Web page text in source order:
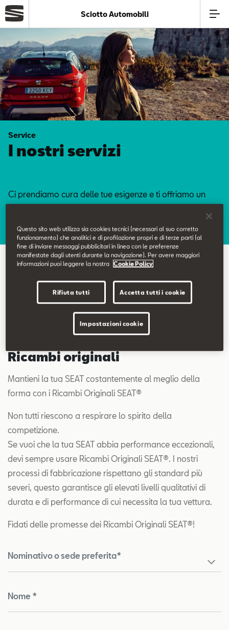
Azienda
Modelli
Offerte
Service
SEAT Usato Certificato
Contatti
Configuratore
Sciotto Automobili
Service
I nostri servizi
Ci prendiamo cura delle tue esigenze e ti offriamo un
Ricambi originali
Mantieni la tua SEAT costantemente al meglio della
forma con i Ricambi Originali SEAT®
Non tutti riescono a respirare lo spirito della
competizione.
Se vuoi che la tua SEAT abbia performance eccezionali,
devi sempre usare Ricambi Originali SEAT®. I nostri
processi di fabbricazione rispettano gli standard più
severi, questo garantisce gli elevati livelli qualitativi di
durata e di performance di cui necessita la tua vettura.
Fidati delle promesse dei Ricambi Originali SEAT®!
Nominativo o sede preferita*
Nome *
Questo sito web utilizza sia cookies tecnici (necessari al suo corretto
funzionamento) che analitici e di profilazione propri e di terze parti (al
fine di inviare messaggi pubblicitari in linea con le preferenze
manifestate dagli utenti durante la navigazione). Per avere maggiori
informazioni puoi leggere la nostra
Cookie Policy
Rifiuta tutti Accetta tutti i cookie
Impostazioni cookie